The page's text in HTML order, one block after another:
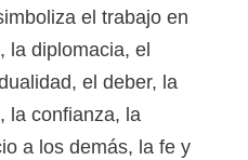
el trabajo en
la diplomacia, el
el deber, la
la confianza, la
a los demás, la fe y